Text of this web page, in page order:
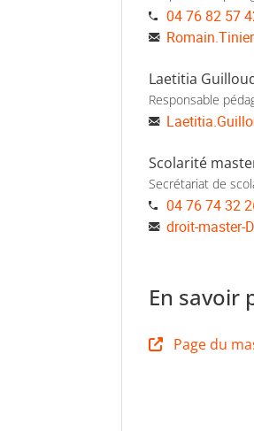
04 76 82 57
Laetitia
Responsable
Scolarité
Secrétariat de
04 76 74 32
droit-master-
En savoir
Page du